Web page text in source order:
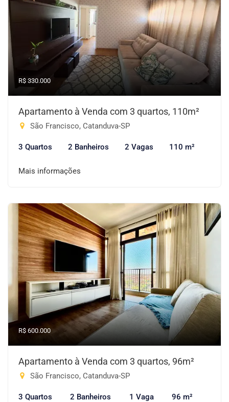
R$ 330.000
Apartamento à Venda com 3 quartos, 110m²
São Francisco, Catanduva-SP
3 Quartos 2 Banheiros 2 Vagas 110 m²
Mais informações
R$ 600.000
Apartamento à Venda com 3 quartos, 96m²
São Francisco, Catanduva-SP
3 Quartos 2 Banheiros 1 Vaga 96 m²